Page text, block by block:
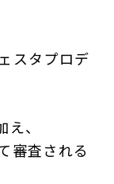
スタプロデ
、
審査される